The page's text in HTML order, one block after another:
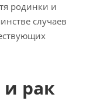
родинки и
случаев
рак